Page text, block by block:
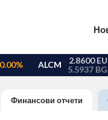
Финансови отчети